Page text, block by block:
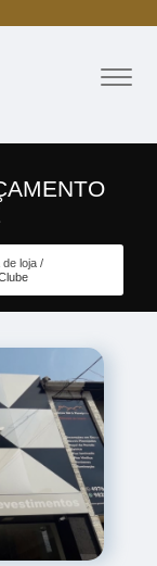
de loja